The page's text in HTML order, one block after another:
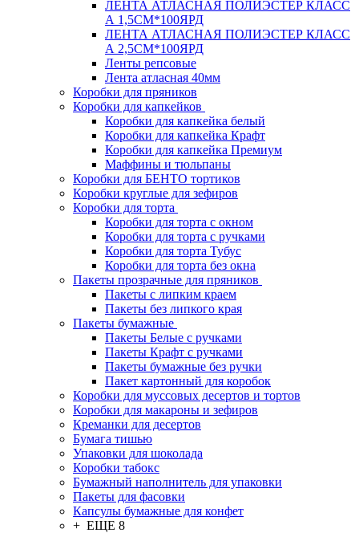
ЛЕНТА АТЛАСНАЯ ПОЛИЭСТЕР КЛАСС
А 1,5СМ*100ЯРД
ЛЕНТА АТЛАСНАЯ ПОЛИЭСТЕР КЛАСС
А 2,5СМ*100ЯРД
Ленты репсовые
Лента атласная 40мм
Коробки для пряников
Коробки для капкейков
Коробки для капкейка белый
Коробки для капкейка Крафт
Коробки для капкейка Премиум
Маффины и тюльпаны
Коробки для БЕНТО тортиков
Коробки круглые для зефиров
Коробки для торта
Коробки для торта с окном
Коробки для торта с ручками
Коробки для торта Тубус
Коробки для торта без окна
Пакеты прозрачные для пряников
Пакеты с липким краем
Пакеты без липкого края
Пакеты бумажные
Пакеты Белые с ручками
Пакеты Крафт с ручками
Пакеты бумажные без ручки
Пакет картонный для коробок
Коробки для муссовых десертов и тортов
Коробки для макароны и зефиров
Креманки для десертов
Бумага тишью
Упаковки для шоколада
Коробки табокс
Бумажный наполнитель для упаковки
Пакеты для фасовки
Капсулы бумажные для конфет
+ ЕЩЕ 8